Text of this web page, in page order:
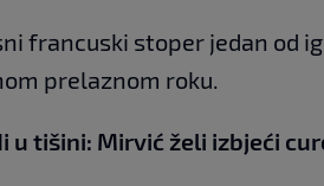
francuski stoper jedan od
prelaznom roku.
u tišini: Mirvić želi izbjeći